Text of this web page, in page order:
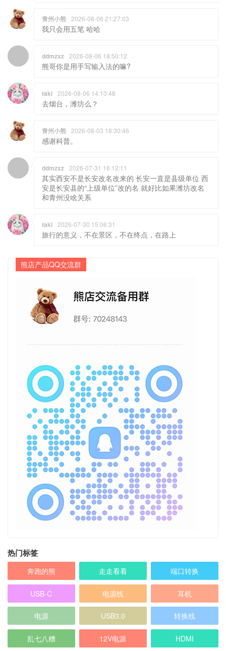
青州小熊 2026-08-06 21:27:03
我只会用五笔 哈哈
ddmzxz 2026-08-06 18:50:12
熊哥你是用手写输入法的嘛?
taki 2026-08-06 14:10:48
去烟台，潍坊么？
青州小熊 2026-08-03 18:30:46
感谢科普。
ddmzxz 2026-07-31 16:12:11
其实西安不是长安改名改来的 长安一直是县级单位 西
安是长安县的“上级单位”改的名 就好比如果潍坊改名
和青州没啥关系
taki 2026-07-30 15:06:31
旅行的意义，不在景区，不在终点，在路上
熊店产品QQ交流群
热门标签
奔跑的熊 走走看看 端口转换
USB-C 电源线 耳机
电源 USB3.0 转换线
乱七八糟 12V电源 HDMI